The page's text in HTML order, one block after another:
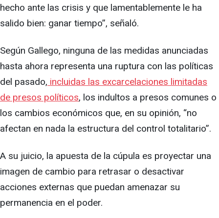
hecho ante las crisis y que lamentablemente le ha
salido bien: ganar tiempo”, señaló.
Según Gallego, ninguna de las medidas anunciadas
hasta ahora representa una ruptura con las políticas
del pasado, incluidas las excarcelaciones limitadas
de presos políticos, los indultos a presos comunes o
los cambios económicos que, en su opinión, “no
afectan en nada la estructura del control totalitario”.
A su juicio, la apuesta de la cúpula es proyectar una
imagen de cambio para retrasar o desactivar
acciones externas que puedan amenazar su
permanencia en el poder.